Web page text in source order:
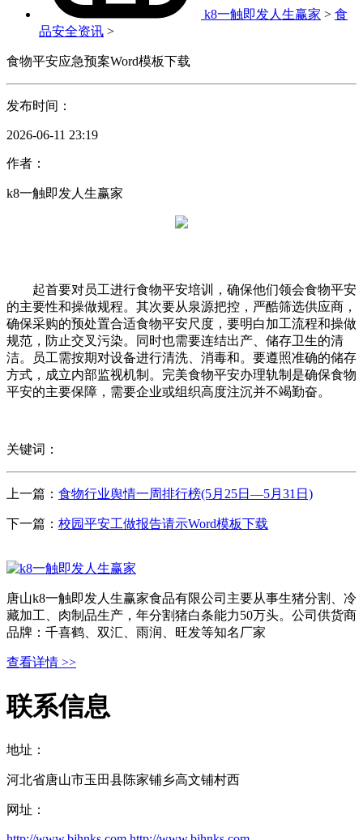
k8一触即发人生赢家 > 食
品安全资讯 >
食物平安应急预案Word模板下载
发布时间：
2026-06-11 23:19
作者：
k8一触即发人生赢家
起首要对员工进行食物平安培训，确保他们领会食物平安
的主要性和操做规程。其次要从泉源把控，严酷筛选供应商，
确保采购的预处置合适食物平安尺度，要明白加工流程和操做
规范，防止交叉污染。同时也需要连结出产、储存卫生的清
洁。员工需按期对设备进行清洗、消毒和。要遵照准确的储存
方式，成立内部监视机制。完美食物平安办理轨制是确保食物
平安的主要保障，需要企业或组织高度注沉并不竭勤奋。
关键词：
上一篇： 食物行业舆情一周排行榜(5月25日—5月31日)
下一篇： 校园平安工做报告请示Word模板下载
唐山k8一触即发人生赢家食品有限公司主要从事生猪分割、冷
藏加工、肉制品生产，年分割猪白条能力50万头。公司供货商
品牌：千喜鹤、双汇、雨润、旺发等知名厂家
查看详情 >>
联系信息
地址：
河北省唐山市玉田县陈家铺乡高文铺村西
网址：